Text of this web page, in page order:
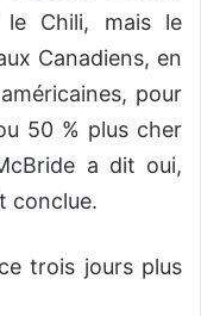
le Chili, mais le
Canadiens, en
pour
50 % plus cher
a dit oui,
conclue.
trois jours plus